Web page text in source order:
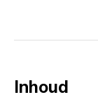
Inhoud